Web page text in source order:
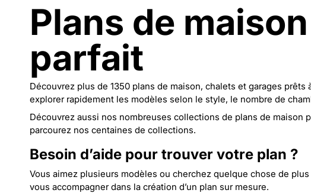
Plans de
parfait
Découvrez plus de 1350 plans de maison, chalets et garages
explorer rapidement les modèles selon le style, le nombre de
Découvrez aussi nos nombreuses collections de plans de maison
parcourez nos centaines de collections.
Besoin d’aide pour trouver votre plan ?
Vous aimez plusieurs modèles ou cherchez quelque chose de
vous accompagner dans la création d’un plan sur mesure.